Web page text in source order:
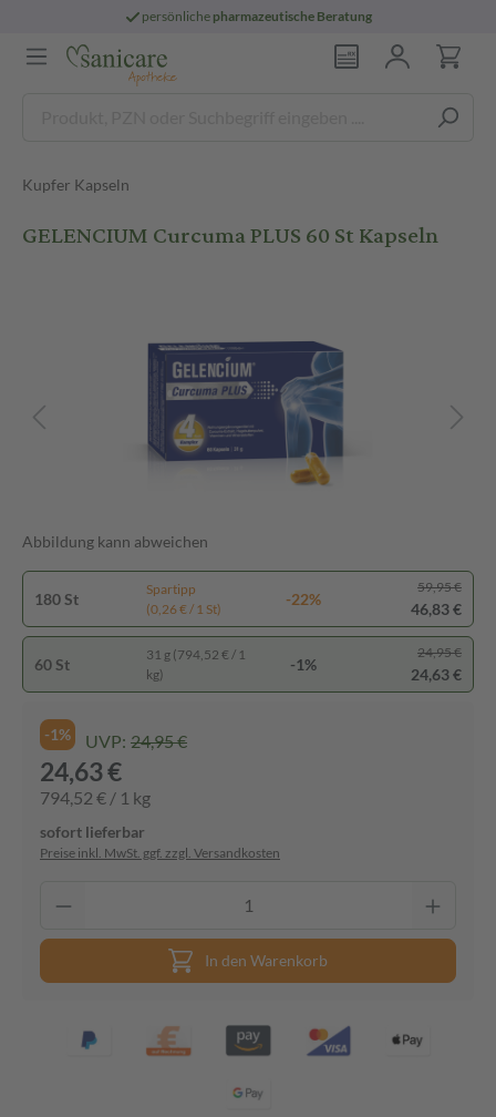
persönliche pharmazeutische Beratung
Kupfer Kapseln
GELENCIUM Curcuma PLUS 60 St Kapseln
Abbildung kann abweichen
180 St
Spartipp
(0,26 € / 1 St)
-22%
59,95 €
46,83 €
60 St
31 g (794,52 € / 1
kg)
-1%
24,95 €
24,63 €
-1% UVP: 24,95 €
24,63 €
794,52 € / 1 kg
sofort lieferbar
Preise inkl. MwSt. ggf. zzgl. Versandkosten
In den Warenkorb